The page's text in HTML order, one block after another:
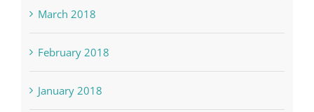
March 2018
February 2018
January 2018